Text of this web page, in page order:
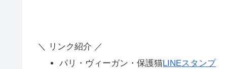
＼ リンク紹介 ／
パリ・ヴィーガン・保護猫LINEスタンプ